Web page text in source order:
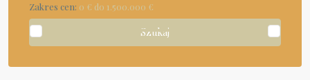
Zakres cen: 0 € do 1.500.000 €
Szukaj